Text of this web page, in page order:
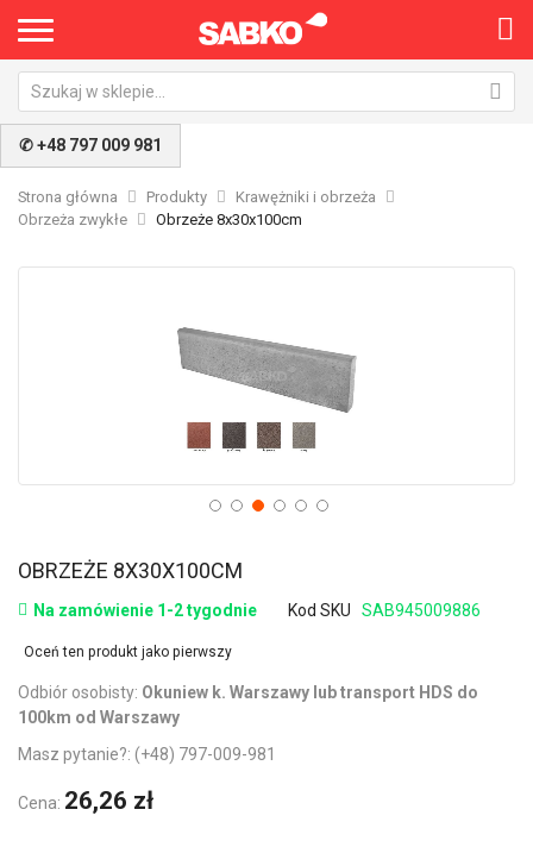
✆ +48 797 009 981
Strona główna Produkty
Krawężniki i obrzeża
Obrzeża zwykłe
Obrzeże 8x30x100cm
OBRZEŻE 8X30X100CM
Na zamówienie 1-2 tygodnie Kod SKU SAB945009886
Oceń ten produkt jako pierwszy
Odbiór osobisty: Okuniew k. Warszawy lub transport HDS do
100km od Warszawy
Masz pytanie?: (+48) 797-009-981
Cena: 26,26 zł
Nie pokazuj ponownie